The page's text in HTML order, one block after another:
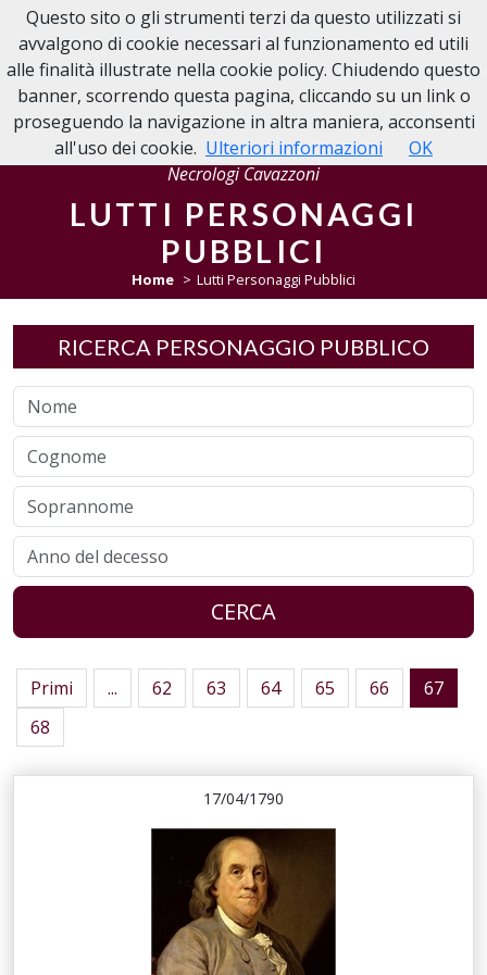
NECROLOGIE CAVAZZONI
Necrologi Cavazzoni
LUTTI PERSONAGGI
PUBBLICI
Home Lutti Personaggi Pubblici
RICERCA PERSONAGGIO PUBBLICO
CERCA
Primi ... 62 63 64 65 66
67
68
17/04/1790
Questo sito o gli strumenti terzi da questo utilizzati si
avvalgono di cookie necessari al funzionamento ed utili
alle finalità illustrate nella cookie policy. Chiudendo questo
banner, scorrendo questa pagina, cliccando su un link o
proseguendo la navigazione in altra maniera, acconsenti
all'uso dei cookie. Ulteriori informazioni OK